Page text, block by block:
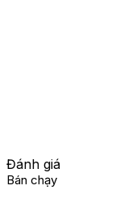
Đánh giá
Bán chạy